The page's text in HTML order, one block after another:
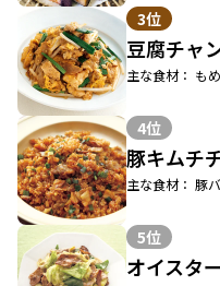
3位
豆腐チャ
主な食材： も
4位
豚キムチ
主な食材： 豚
5位
オイスタ